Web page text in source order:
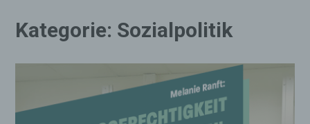
Kategorie: Sozialpolitik